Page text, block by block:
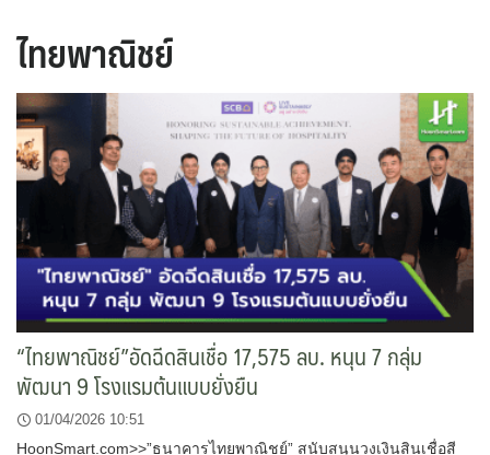
ไทยพาณิชย์
“ไทยพาณิชย์”อัดฉีดสินเชื่อ 17,575 ลบ. หนุน 7 กลุ่ม
พัฒนา 9 โรงแรมต้นแบบยั่งยืน
01/04/2026 10:51
HoonSmart.com>>”ธนาคารไทยพาณิชย์” สนับสนุนวงเงินสินเชื่อสี